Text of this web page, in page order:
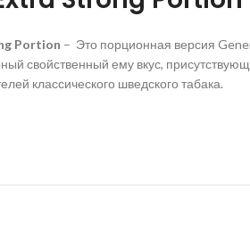
Portion – Это порционная версия
свойственный ему вкус,
классического шведского табака.